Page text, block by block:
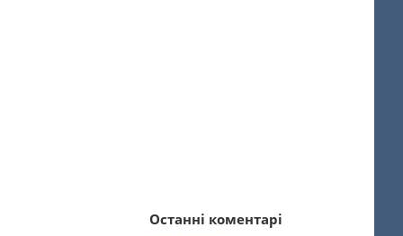
Останні коментарі